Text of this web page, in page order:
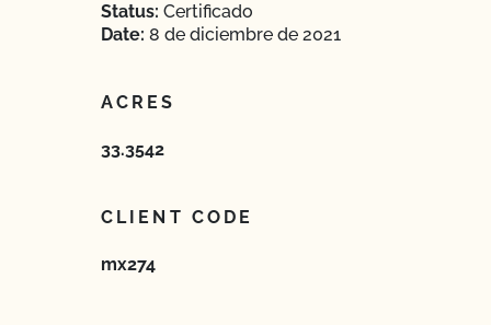
Status: Certificado
Date: 8 de diciembre de 2021
ACRES
33.3542
CLIENT CODE
mx274